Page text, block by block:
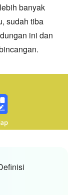
banyak
sudah tiba
ini dan